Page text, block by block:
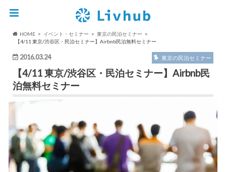
HOME イベント・セミナー
東京の民泊セミナー
【4/11 東京/渋谷区・民泊セミナー】Airbnb民泊無料セミナー
2016.03.24 東京の民泊セミナー
【4/11 東京/渋谷区・民泊セミナー】Airbnb民
泊無料セミナー